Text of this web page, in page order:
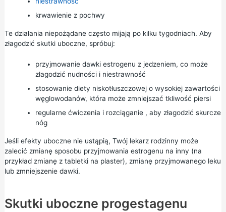
krwawienie z pochwy
Te działania niepożądane często mijają po kilku tygodniach. Aby
złagodzić skutki uboczne, spróbuj:
przyjmowanie dawki estrogenu z jedzeniem, co może
złagodzić nudności i niestrawność
stosowanie diety niskotłuszczowej o wysokiej zawartości
węglowodanów, która może zmniejszać tkliwość piersi
regularne ćwiczenia i rozciąganie, aby złagodzić skurcze
nóg
Jeśli efekty uboczne nie ustąpią, Twój lekarz rodzinny może
zalecić zmianę sposobu przyjmowania estrogenu na inny (na
przykład zmianę z tabletki na plaster), zmianę przyjmowanego leku
lub zmniejszenie dawki.
Skutki uboczne progestagenu